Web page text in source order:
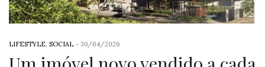
LIFESTYLE, SOCIAL - 30/04/2026